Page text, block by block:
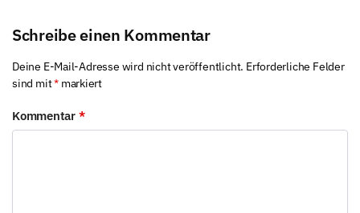
Schreibe einen Kommentar
Deine E-Mail-Adresse wird nicht veröffentlicht. Erforderliche Felder
sind mit*markiert
Kommentar *